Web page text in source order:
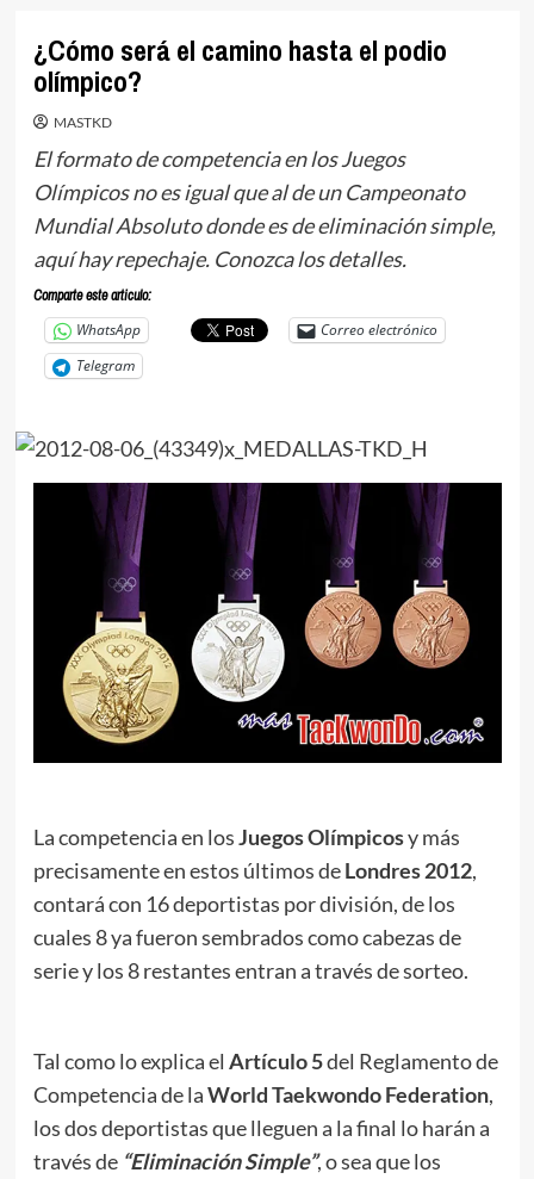
¿Cómo será el camino hasta el podio
olímpico?
MASTKD
El formato de competencia en los Juegos
Olímpicos no es igual que al de un Campeonato
Mundial Absoluto donde es de eliminación simple,
aquí hay repechaje. Conozca los detalles.
Comparte este articulo:
WhatsApp
Correo electrónico
Telegram
La competencia en losJuegos Olímpicosy más
precisamente en estos últimos deLondres 2012,
contará con 16 deportistas por división, de los
cuales 8 ya fueron sembrados como cabezas de
serie y los 8 restantes entran a través de sorteo.
Tal como lo explica el Artículo 5del Reglamento de
Competencia de laWorld Taekwondo Federation,
los dos deportistas que lleguen a la final lo harán a
través de “Eliminación Simple”, o sea que los